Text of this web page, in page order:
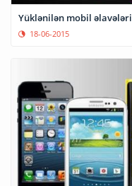
Yüklənilən mobil
18-06-2015